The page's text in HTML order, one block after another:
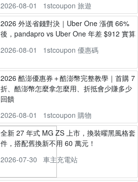
2026-08-01
1stcoupon 旅遊
2026 外送省錢對決｜Uber One 漲價 66%
後，pandapro vs Uber One 年差 $912 實算
2026-08-01
1stcoupon 優惠碼
2026 酷澎優惠券＋酷澎幣完整教學｜首購 7
折、酷澎幣怎麼拿怎麼用、折抵會少賺多少
回饋
2026-08-01
1stcoupon 購物
全新 27 年式 MG ZS 上市，換裝曜黑風格套
件，搭配舊換新不用 60 萬元！
2026-07-30
車主充電站